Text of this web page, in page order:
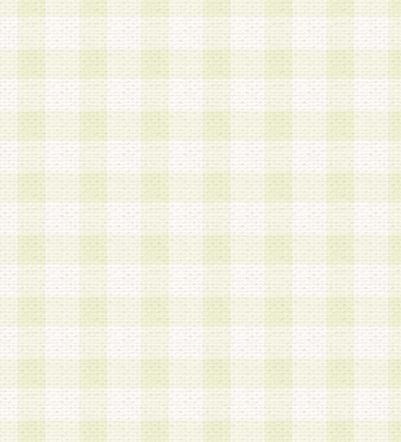
a.既に登録されている会員と同一のメールアドレ
録する場合
b.本サービスと同様のサービスを提供している企
業に従事していると思われる本人またはその家族
場合
c.その他当社が不適切と判断する場合
2.当社は、会員登録希望者を会員として承認する
した 場合、会員登録希望者による会員登録手続
による承認後の場合であっても、会員登録の取り
の抹消を、当社が適切と判 断する方法・手段に
とができるものとします。
3.会員登録希望者が18歳未満、成年被後見人、被
人 である場合は、親権者などの法定代理人の同
録を行うものとします。なお、義務教育学齢に該
者については、登録時に 当社が別途定める方法
権者による承認手続きを行うものとします。
第3条 会員の登録方法